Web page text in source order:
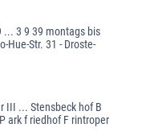
... 3 9 39 montags bis
Hue-Str. 31 - Droste-
III ... Stensbeck hof B
ark f riedhof F rintroper